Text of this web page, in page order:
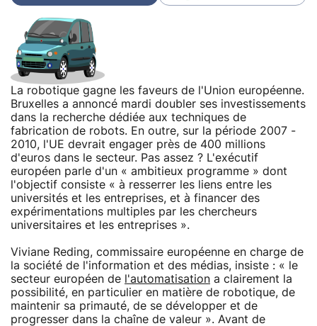
La robotique gagne les faveurs de l'Union européenne.
Bruxelles a annoncé mardi doubler ses investissements
dans la recherche dédiée aux techniques de
fabrication de robots. En outre, sur la période 2007 -
2010, l'UE devrait engager près de 400 millions
d'euros dans le secteur. Pas assez ? L'exécutif
européen parle d'un « ambitieux programme » dont
l'objectif consiste « à resserrer les liens entre les
universités et les entreprises, et à financer des
expérimentations multiples par les chercheurs
universitaires et les entreprises ».
Viviane Reding, commissaire européenne en charge de
la société de l'information et des médias, insiste : « le
secteur européen de
l'automatisation a clairement la
possibilité, en particulier en matière de robotique, de
maintenir sa primauté, de se développer et de
progresser dans la chaîne de valeur ». Avant de